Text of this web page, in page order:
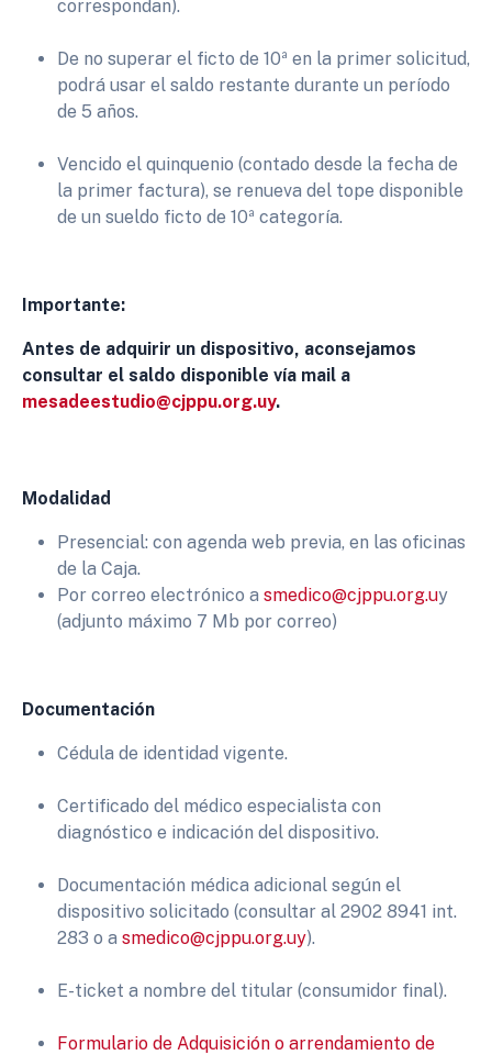
correspondan).
De no superar el ficto de 10ª en la primer solicitud,
podrá usar el saldo restante durante un período
de 5 años.
Vencido el quinquenio (contado desde la fecha de
la primer factura), se renueva del tope disponible
de un sueldo ficto de 10ª categoría.
Importante:
Antes de adquirir un dispositivo, aconsejamos
consultar el saldo disponible vía mail a
mesadeestudio@cjppu.org.uy.
Modalidad
Presencial: con agenda web previa, en las oficinas
de la Caja.
Por correo electrónico a smedico@cjppu.org.uy
(adjunto máximo 7 Mb por correo)
Documentación
Cédula de identidad vigente.
Certificado del médico especialista con
diagnóstico e indicación del dispositivo.
Documentación médica adicional según el
dispositivo solicitado (consultar al 2902 8941 int.
283 o a smedico@cjppu.org.uy).
E-ticket a nombre del titular (consumidor final).
Formulario de Adquisición o arrendamiento de